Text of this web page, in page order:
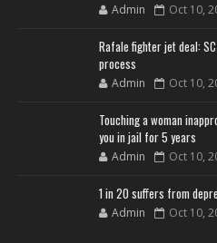
Admin Oct 10,
Rafale fighter jet deal:
process
Admin Oct 10,
Touching a woman
you in jail for 5 years
Admin Oct 10,
1 in 20 suffers from
Admin Oct 10,